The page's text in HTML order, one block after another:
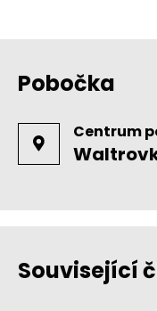
Pobočka
Centrum
Související